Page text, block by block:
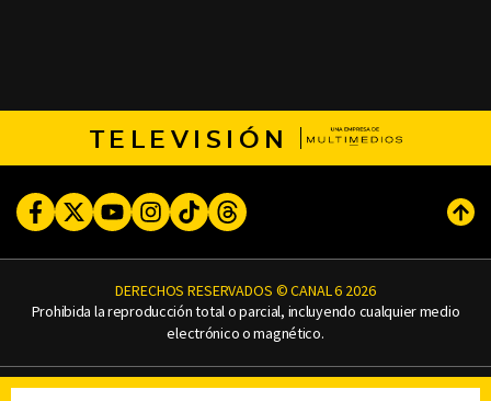
TELEVISIÓN
FacebookTwitterYoutubeInstagram
TikTokThreads
DERECHOS RESERVADOS © CANAL 6 2026
Prohibida la reproducción total o parcial, incluyendo cualquier medio
electrónico o magnético.